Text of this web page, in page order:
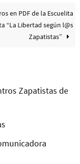
en PDF de la Escuelita
“La Libertad según l@s
Zapatistas”
Zapatistas de